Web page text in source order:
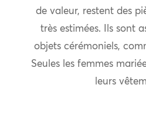
de valeur, restent des
très estimées. Ils sont
objets cérémoniels,
Seules les femmes
leurs